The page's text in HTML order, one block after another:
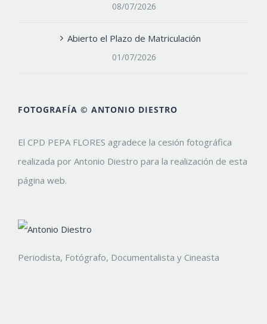
08/07/2026
Abierto el Plazo de Matriculación
01/07/2026
FOTOGRAFÍA © ANTONIO DIESTRO
El CPD PEPA FLORES agradece la cesión fotográfica
realizada por Antonio Diestro para la realización de esta
página web.
Periodista, Fotógrafo, Documentalista y Cineasta